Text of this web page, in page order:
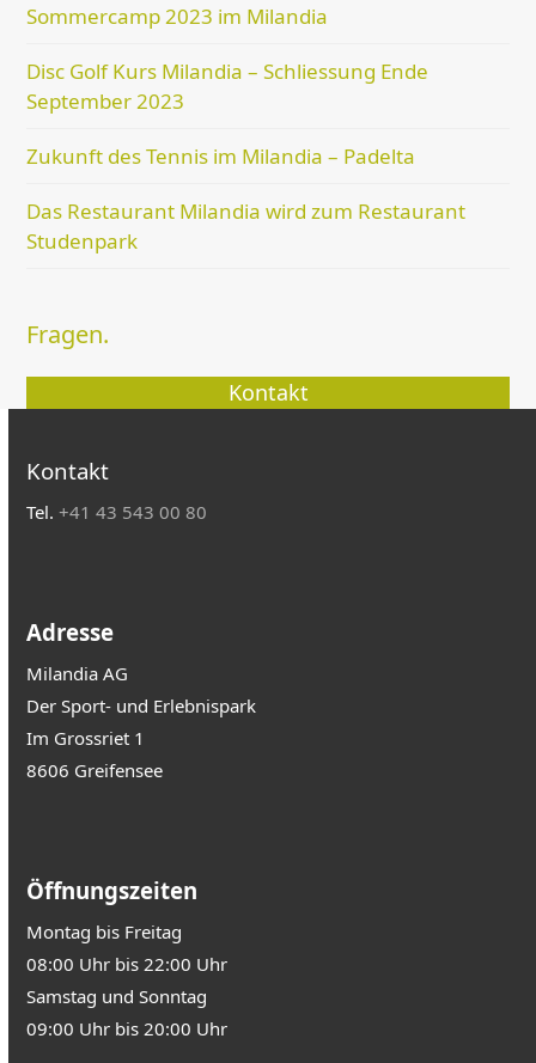
Sommercamp 2023 im Milandia
Disc Golf Kurs Milandia – Schliessung Ende
September 2023
Zukunft des Tennis im Milandia – Padelta
Das Restaurant Milandia wird zum Restaurant
Studenpark
Fragen.
Kontakt
Kontakt
Tel.+41 43 543 00 80
Adresse
Milandia AG
Der Sport- und Erlebnispark
Im Grossriet 1
8606 Greifensee
Öffnungszeiten
Montag bis Freitag
08:00 Uhr bis 22:00 Uhr
Samstag und Sonntag
09:00 Uhr bis 20:00 Uhr